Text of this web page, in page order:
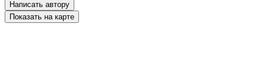
Написать автору
Показать на карте